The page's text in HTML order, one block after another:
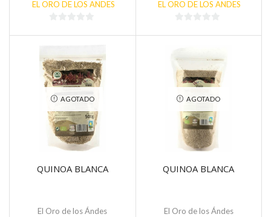
EL ORO DE LOS ANDES EL ORO DE LOS ANDES
AGOTADO
QUINOA BLANCA
El Oro de los Ándes
AGOTADO
QUINOA BLANCA
El Oro de los Ándes